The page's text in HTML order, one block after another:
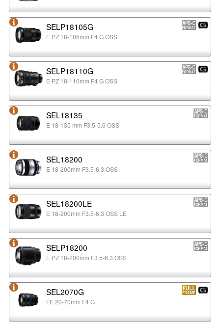
SELP18105G
E PZ 18-105mm F4 G OSS
SELP18110G
E PZ 18-110mm F4 G OSS
SEL18135
E 18-135 mm F3.5-5.6 OSS
SEL18200
E 18-200mm F3.5-6.3 OSS
SEL18200LE
E 18-200mm F3.5-6.3 OSS LE
SELP18200
E PZ 18-200mm F3.5-6.3 OSS
SEL2070G
FE 20-70mm F4 G